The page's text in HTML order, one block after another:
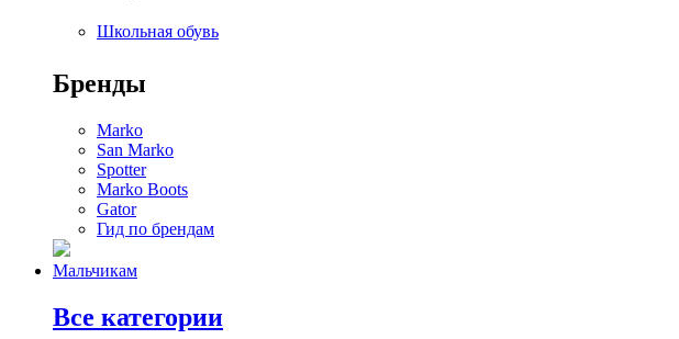
Школьная обувь
Бренды
Marko
San Marko
Spotter
Marko Boots
Gator
Гид по брендам
Мальчикам
Все категории